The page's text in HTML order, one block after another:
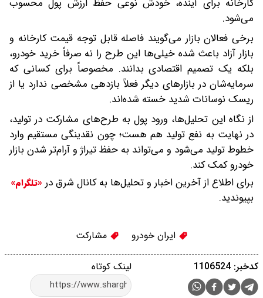
کارخانه برای آینده، خودش نوعی حفظ ارزش پول محسوب
می‌شود.
برخی فعالان بازار می‌گویند فاصله قابل توجه قیمت کارخانه و
بازار آزاد باعث شده خیلی‌ها این طرح را نه صرفاً خرید خودرو،
بلکه یک تصمیم اقتصادی بدانند. مخصوصاً برای کسانی که
سرمایه‌شان در بازارهای دیگر فعلاً بازدهی مشخصی ندارد یا از
ریسک نوسانات شدید خسته شده‌اند.
از نگاه این تحلیل‌ها، ورود پول به طرح‌های مشارکت در تولید،
در نهایت به نفع تولید هم هست؛ چون نقدینگی مستقیم وارد
خطوط تولید می‌شود و می‌تواند به حفظ تیراژ و آرام‌تر شدن بازار
خودرو کمک کند.
برای اطلاع از آخرین اخبار و تحلیل‌ها به کانال شرق در «تلگرام»
بپیوندید.
ایران خودرو مشارکت
لینک کوتاه کدخبر: 1106524